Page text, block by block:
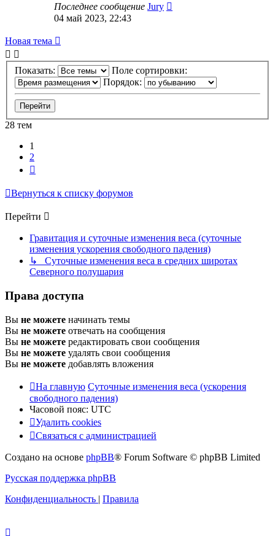
Последнее сообщение Jury
04 май 2023, 22:43
Новая тема
Показать:
Поле сортировки:
Порядок:
28 тем
1
2
Вернуться к списку форумов
Перейти
Гравитация и суточные изменения веса (суточные
изменения ускорения свободного падения)
↳ Суточные изменения веса в средних широтах
Северного полушария
Права доступа
Вы не можете начинать темы
Вы не можете отвечать на сообщения
Вы не можете редактировать свои сообщения
Вы не можете удалять свои сообщения
Вы не можете добавлять вложения
На главную Суточные изменения веса (ускорения
свободного падения)
Часовой пояс: UTC
Удалить cookies
Связаться с администрацией
Создано на основе phpBB® Forum Software © phpBB Limited
Русская поддержка phpBB
Конфиденциальность | Правила